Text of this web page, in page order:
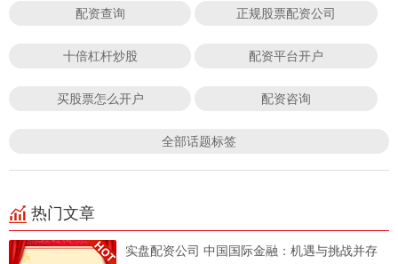
配资查询 正规股票配资公司
十倍杠杆炒股 配资平台开户
买股票怎么开户 配资咨询
全部话题标签
热门文章
实盘配资公司 中国国际金融：机遇与挑战并存